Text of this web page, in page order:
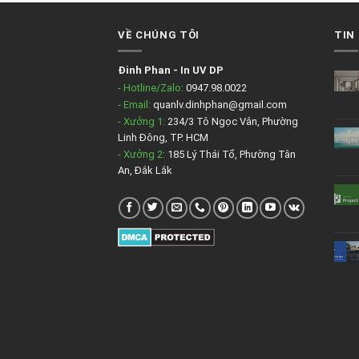
VỀ CHÚNG TÔI
Đinh Phan - In UV DP
- Hotline/Zalo: 0947.98.0022
- Email: quanlv.dinhphan@gmail.com
- Xưởng 1: 234/3 Tô Ngọc Vân, Phường
Linh Đông, TP. HCM
- Xưởng 2: 185 Lý Thái Tổ, Phường Tân
An, Đắk Lắk
TIN